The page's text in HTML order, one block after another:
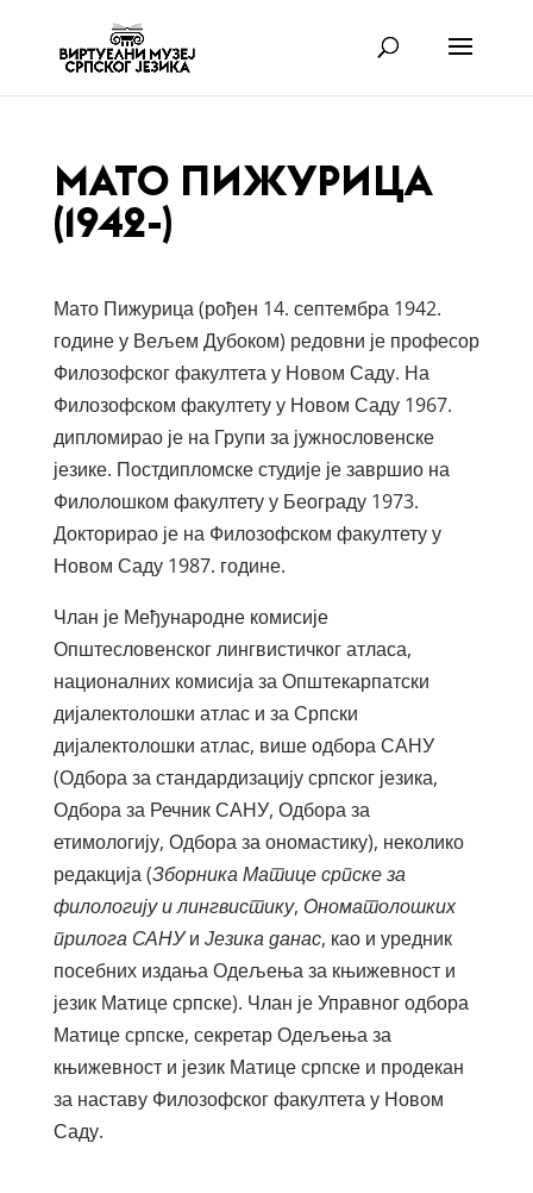
МАТО ПИЖУРИЦА
(1942-)
Мато Пижурица (рођен 14. септембра 1942.
године у Вељем Дубоком) редовни је професор
Филозофског факултета у Новом Саду. На
Филозофском факултету у Новом Саду 1967.
дипломирао је на Групи за јужнословенске
језике. Постдипломске студије је завршио на
Филолошком факултету у Београду 1973.
Докторирао је на Филозофском факултету у
Новом Саду 1987. године.
Члан је Међународне комисије
Општесловенског лингвистичког атласа,
националних комисија за Општекарпатски
дијалектолошки атлас и за Српски
дијалектолошки атлас, више одбора САНУ
(Одбора за стандардизацију српског језика,
Одбора за Речник САНУ, Одбора за
етимологију, Одбора за ономастику), неколико
редакција (Зборника Матице српске за
филологију и лингвистику, Ономатолошких
прилога САНУи Језика данас, као и уредник
посебних издања Одељења за књижевност и
језик Матице српске). Члан је Управног одбора
Матице српске, секретар Одељења за
књижевност и језик Матице српске и продекан
за наставу Филозофског факултета у Новом
Саду.